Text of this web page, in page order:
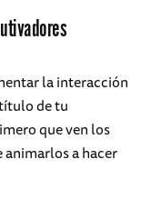
la interacción
de tu
que ven los
a hacer